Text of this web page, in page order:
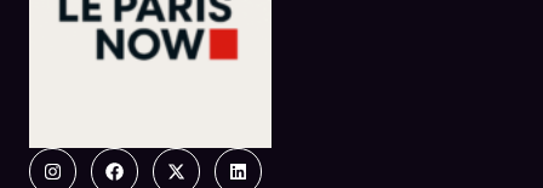
InstagramFacebook
X-
twitter
Linkedin